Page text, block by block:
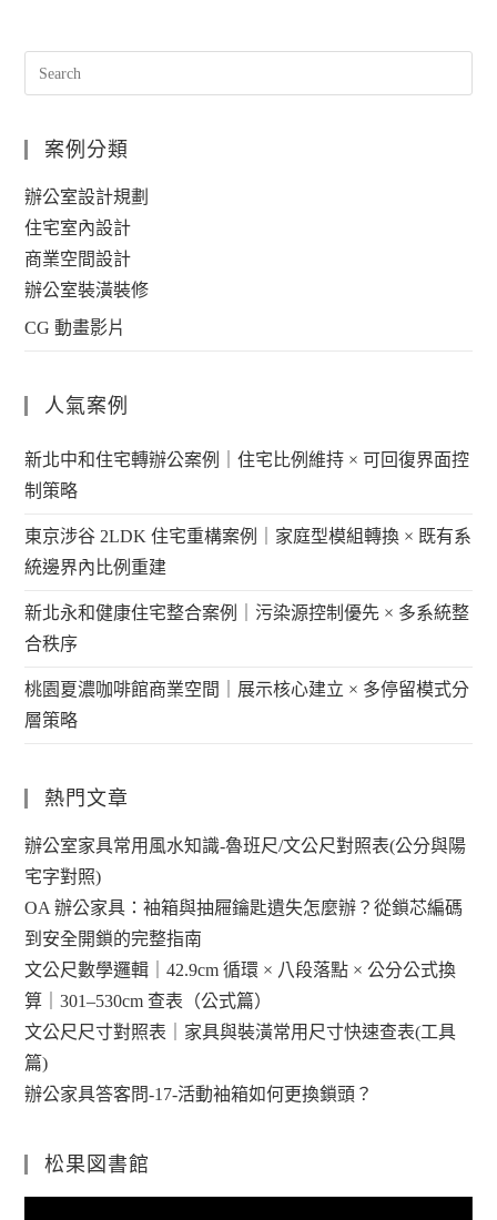
案例分類
辦公室設計規劃
住宅室內設計
商業空間設計
辦公室裝潢裝修
CG 動畫影片
人氣案例
新北中和住宅轉辦公案例｜住宅比例維持 × 可回復界面控
制策略
東京涉谷 2LDK 住宅重構案例｜家庭型模組轉換 × 既有系
統邊界內比例重建
新北永和健康住宅整合案例｜污染源控制優先 × 多系統整
合秩序
桃園夏濃咖啡館商業空間｜展示核心建立 × 多停留模式分
層策略
熱門文章
辦公室家具常用風水知識-魯班尺/文公尺對照表(公分與陽
宅字對照)
OA 辦公家具：袖箱與抽屜鑰匙遺失怎麼辦？從鎖芯編碼
到安全開鎖的完整指南
文公尺數學邏輯｜42.9cm 循環 × 八段落點 × 公分公式換
算｜301–530cm 查表（公式篇）
文公尺尺寸對照表｜家具與裝潢常用尺寸快速查表(工具
篇)
辦公家具答客問-17-活動袖箱如何更換鎖頭？
松果図書館